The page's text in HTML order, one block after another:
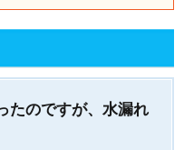
たのですが、水漏れ